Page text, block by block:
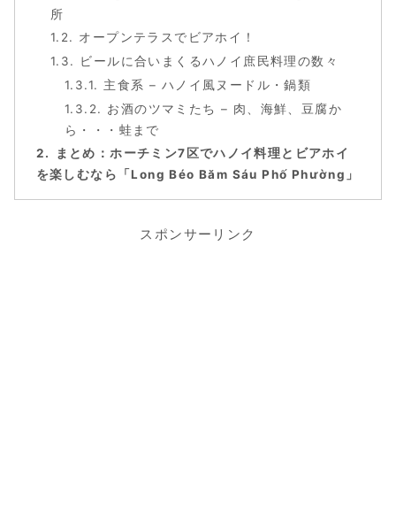
所
オープンテラスでビアホイ！
ビールに合いまくるハノイ庶民料理の数々
主食系 – ハノイ風ヌードル・鍋類
お酒のツマミたち – 肉、海鮮、豆腐か
ら・・・蛙まで
まとめ：ホーチミン7区でハノイ料理とビアホイ
を楽しむなら「Long Béo Băm Sáu Phố Phường」
スポンサーリンク